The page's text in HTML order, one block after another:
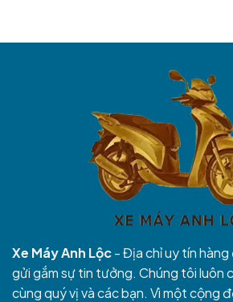
Xe Máy Anh Lộc- Địa chỉ uy tín hàng
gửi gắm sự tin tưởng. Chúng tôi luôn
cùng quý vị và các bạn. Vì một cộng